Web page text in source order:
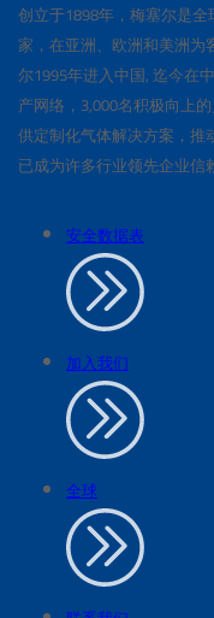
创立于1898年，梅塞尔是
家，在亚洲、欧洲和美洲为
尔1995年进入中国, 迄今在
产网络，3,000名积极向上
供定制化气体解决方案，推
已成为许多行业领先企业信
安全数据表
加入我们
全球